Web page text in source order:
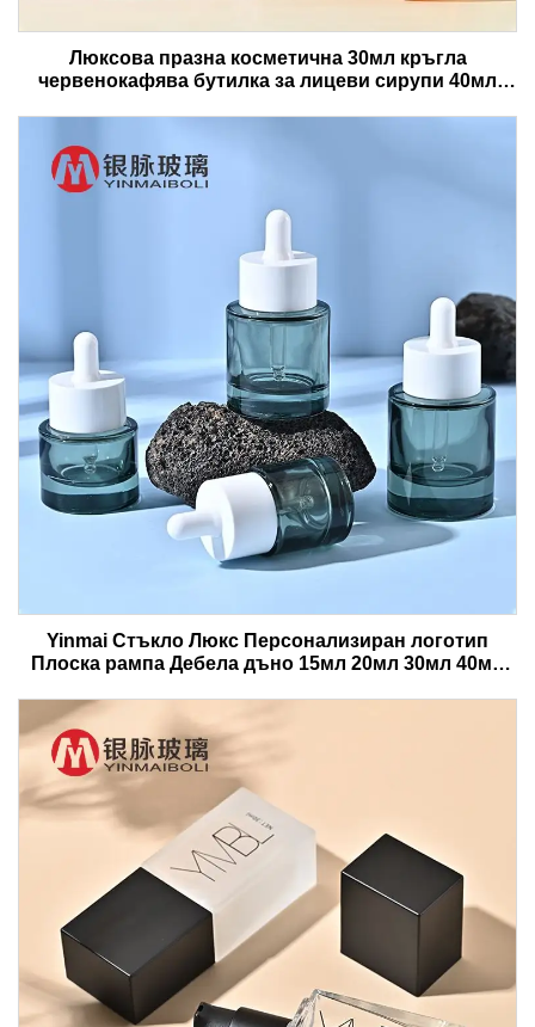
Люксова празна косметична 30мл кръгла
червенокафява бутилка за лицеви сирупи 40мл
Yinmai Стъкло Люкс Персонализиран логотип
Плоска рампа Дебела дъно 15мл 20мл 30мл 40мл